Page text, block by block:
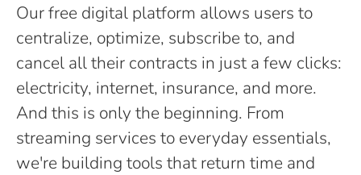
Our free digital platform allows users to
centralize, optimize, subscribe to, and
cancel all their contracts in just a few clicks:
electricity, internet, insurance, and more.
And this is only the beginning. From
streaming services to everyday essentials,
we're building tools that return time and